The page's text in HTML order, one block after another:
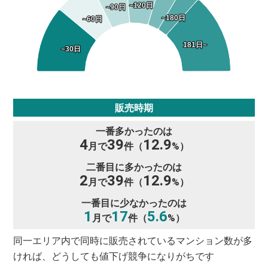
~30日
~30日
~60日
~60日
~90日
~90日 ~120日
~120日
~180日
~180日
181日~
181日~
販売時期
一番多かったのは
4月で39件（12.9%）
二番目に多かったのは
2月で39件（12.9%）
一番目に少なかったのは
1 月で17件（5.6%）
同一エリア内で同時に販売されているマンション数が多
ければ、どうしても値下げ競争になりがちです